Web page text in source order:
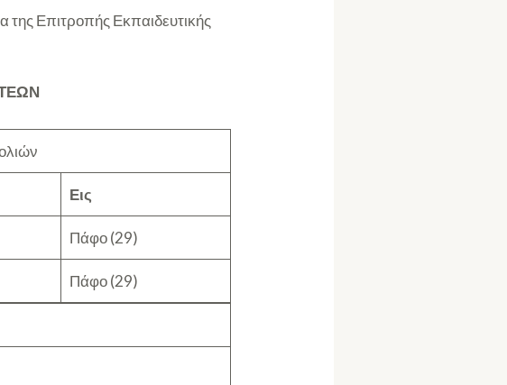
Επιτροπής Εκπαιδευτικής
Εις
Πάφο (29)
Πάφο (29)